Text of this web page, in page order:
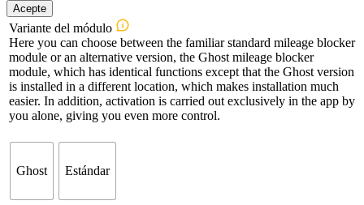
Acepte
Variante del módulo
Here you can choose between the familiar standard mileage blocker
module or an alternative version, the Ghost mileage blocker
module, which has identical functions except that the Ghost version
is installed in a different location, which makes installation much
easier. In addition, activation is carried out exclusively in the app by
you alone, giving you even more control.
Ghost Estándar